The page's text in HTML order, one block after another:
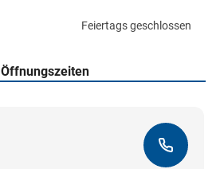
Feiertags geschlossen
Öffnungszeiten